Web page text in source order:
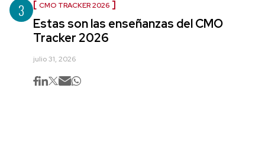
3 CMO TRACKER 2026
Estas son las enseñanzas del CMO
Tracker 2026
julio 31, 2026